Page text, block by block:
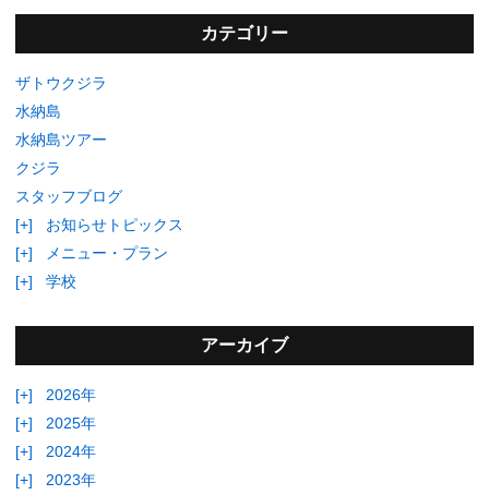
カテゴリー
ザトウクジラ
水納島
水納島ツアー
クジラ
スタッフブログ
[+]
お知らせトピックス
[+]
メニュー・プラン
[+]
学校
アーカイブ
[+]
2026年
[+]
2025年
[+]
2024年
[+]
2023年